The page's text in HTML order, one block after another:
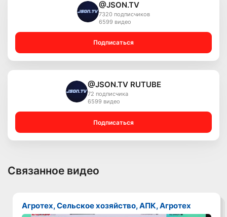
@JSON.TV
7320 подписчиков
6599 видео
Подписаться
@JSON.TV RUTUBE
72 подписчика
6599 видео
Подписаться
Связанное видео
Агротех, Сельское хозяйство, АПК, Агротех